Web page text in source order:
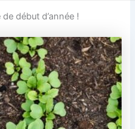
début d’année !